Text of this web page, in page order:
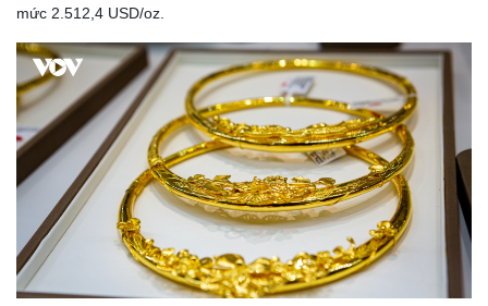
mức 2.512,4 USD/oz.